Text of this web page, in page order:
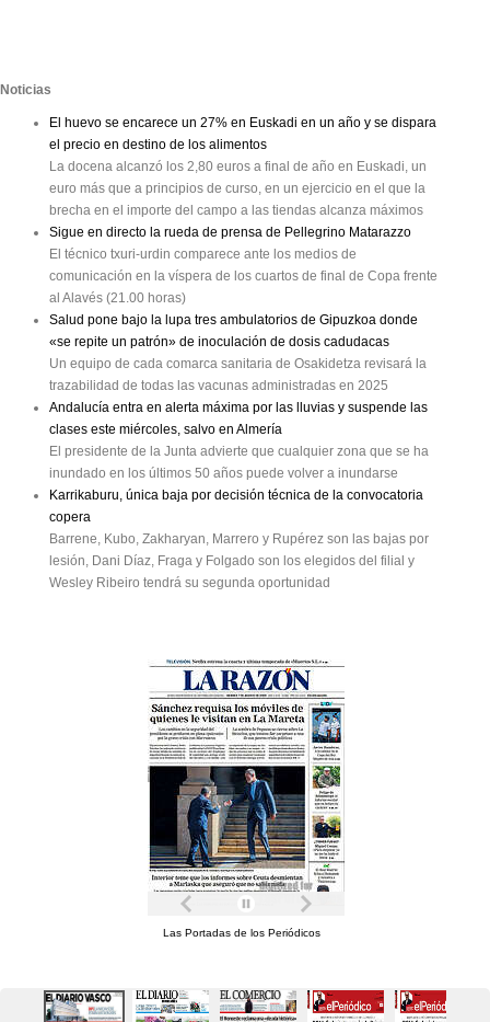
Noticias
El huevo se encarece un 27% en Euskadi en un año y se dispara
el precio en destino de los alimentos
La docena alcanzó los 2,80 euros a final de año en Euskadi, un
euro más que a principios de curso, en un ejercicio en el que la
brecha en el importe del campo a las tiendas alcanza máximos
Sigue en directo la rueda de prensa de Pellegrino Matarazzo
El técnico txuri-urdin comparece ante los medios de
comunicación en la víspera de los cuartos de final de Copa frente
al Alavés (21.00 horas)
Salud pone bajo la lupa tres ambulatorios de Gipuzkoa donde
«se repite un patrón» de inoculación de dosis cadudacas
Un equipo de cada comarca sanitaria de Osakidetza revisará la
trazabilidad de todas las vacunas administradas en 2025
Andalucía entra en alerta máxima por las lluvias y suspende las
clases este miércoles, salvo en Almería
El presidente de la Junta advierte que cualquier zona que se ha
inundado en los últimos 50 años puede volver a inundarse
Karrikaburu, única baja por decisión técnica de la convocatoria
copera
Barrene, Kubo, Zakharyan, Marrero y Rupérez son las bajas por
lesión, Dani Díaz, Fraga y Folgado son los elegidos del filial y
Wesley Ribeiro tendrá su segunda oportunidad
Las Portadas de los Periódicos